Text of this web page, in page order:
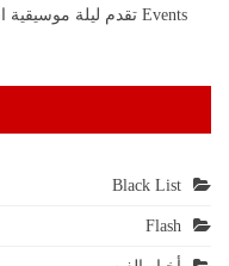
Events تقدم ليلة موسيقية استثنائية في موسم جدة
Black List
Flash